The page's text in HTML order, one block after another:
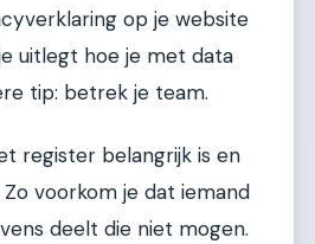
op je website
uitlegt hoe je met data
tip: betrek je team.
register belangrijk is en
Zo voorkom je dat iemand
deelt die niet mogen.